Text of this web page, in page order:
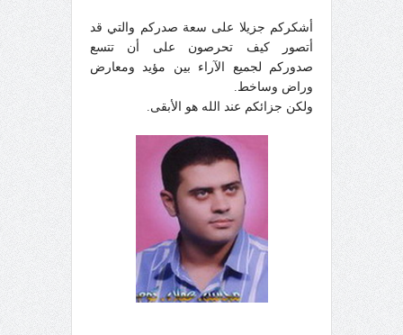
أشكركم جزيلا على سعة صدركم والتي قد
أتصور كيف تحرصون على أن تتسع
صدوركم لجميع الآراء بين مؤيد ومعارض
وراض وساخط.
ولكن جزائكم عند الله هو الأبقى.